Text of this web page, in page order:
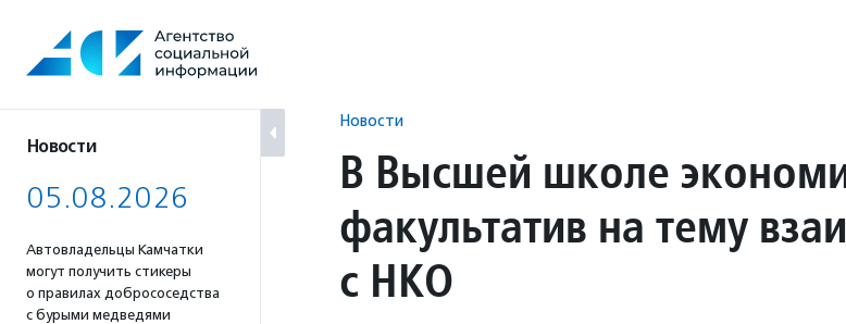
содержанию
Новости
05.08.2026
Автовладельцы Камчатки
могут получить стикеры
о правилах добрососедства
с бурыми медведями
Новости
В Высшей школе
факультатив на тему
с НКО